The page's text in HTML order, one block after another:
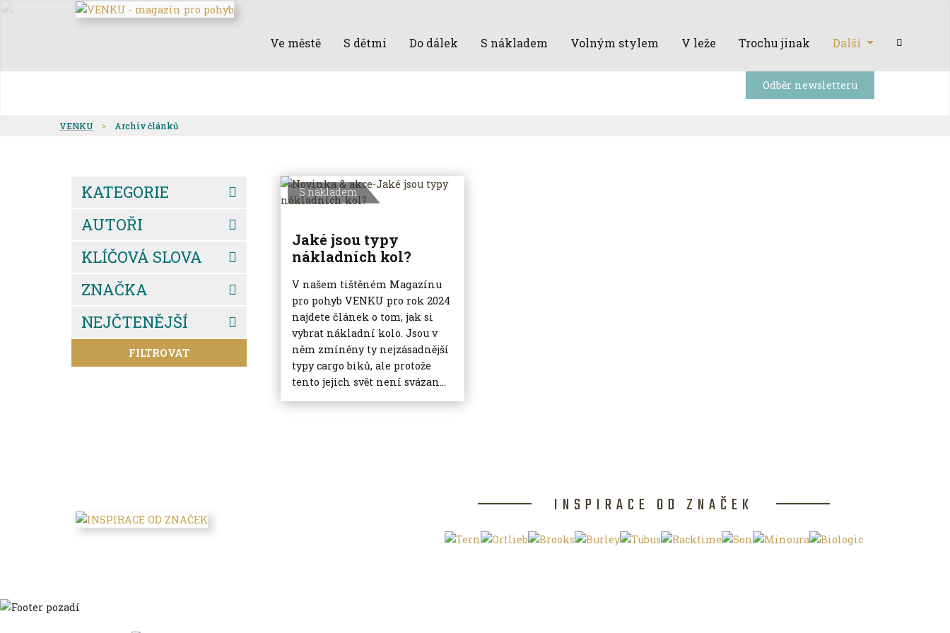
Ve městě S dětmi Do dálek S nákladem Volným stylem V leže Trochu jinak Další
Odběr newsletteru
VENKU Archiv článků
KATEGORIE
AUTOŘI
KLÍČOVÁ SLOVA
ZNAČKA
NEJČTENĚJŠÍ
FILTROVAT
S nákladem
Jaké jsou typy
nákladních kol?
V našem tištěném Magazínu
pro pohyb VENKU pro rok 2024
najdete článek o tom, jak si
vybrat nákladní kolo. Jsou v
něm zmíněny ty nejzásadnější
typy cargo biků, ale protože
tento jejich svět není svázan...
INSPIRACE OD ZNAČEK